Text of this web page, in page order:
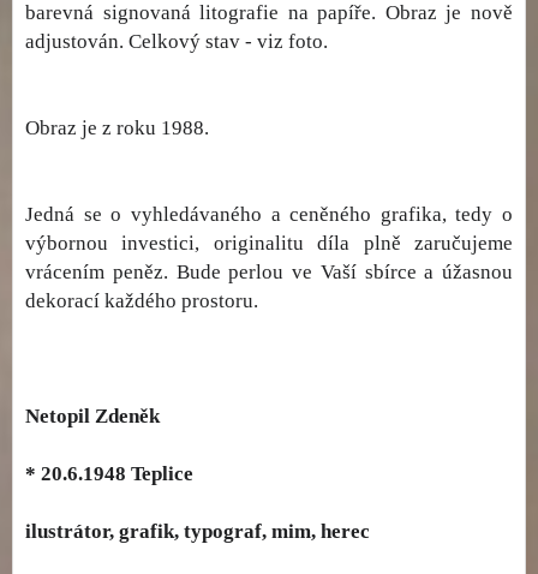
barevná signovaná litografie na papíře. Obraz je nově
adjustován. Celkový stav - viz foto.
Obraz je z roku 1988.
Jedná se o vyhledávaného a ceněného grafika, tedy o
výbornou investici, originalitu díla plně zaručujeme
vrácením peněz. Bude perlou ve Vaší sbírce a úžasnou
dekorací každého prostoru.
Netopil Zdeněk
* 20.6.1948 Teplice
ilustrátor, grafik, typograf, mim, herec